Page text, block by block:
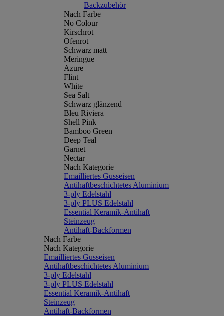
Backzubehör
Nach Farbe
No Colour
Kirschrot
Ofenrot
Schwarz matt
Meringue
Azure
Flint
White
Sea Salt
Schwarz glänzend
Bleu Riviera
Shell Pink
Bamboo Green
Deep Teal
Garnet
Nectar
Nach Kategorie
Emailliertes Gusseisen
Antihaftbeschichtetes Aluminium
3-ply Edelstahl
3-ply PLUS Edelstahl
Essential Keramik-Antihaft
Steinzeug
Antihaft-Backformen
Nach Farbe
Nach Kategorie
Emailliertes Gusseisen
Antihaftbeschichtetes Aluminium
3-ply Edelstahl
3-ply PLUS Edelstahl
Essential Keramik-Antihaft
Steinzeug
Antihaft-Backformen